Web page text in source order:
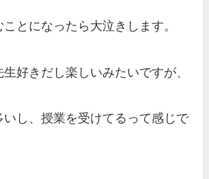
とになったら大泣きします。
好きだし楽しいみたいですが、
いし、授業を受けてるって感じで